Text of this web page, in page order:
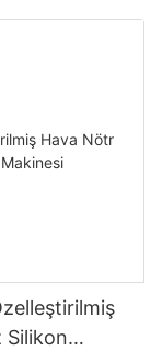
Silikon